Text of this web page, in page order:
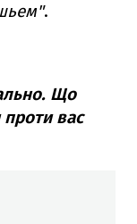
.
Що
проти вас